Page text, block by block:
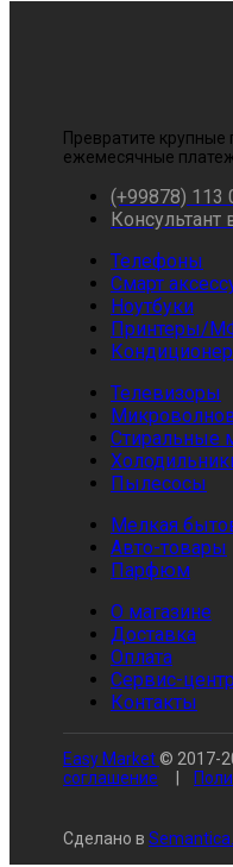
Превратите крупные
ежемесячные
(+99878) 113
Консультант
Телефоны
Смарт
Ноутбуки
Принтеры/
Телевизоры
Стиральные
Пылесосы
Мелкая
Авто-товары
Парфюм
О магазине
Доставка
Оплата
Сервис-
Контакты
Easy Market© 2017-
соглашение
Сделано в